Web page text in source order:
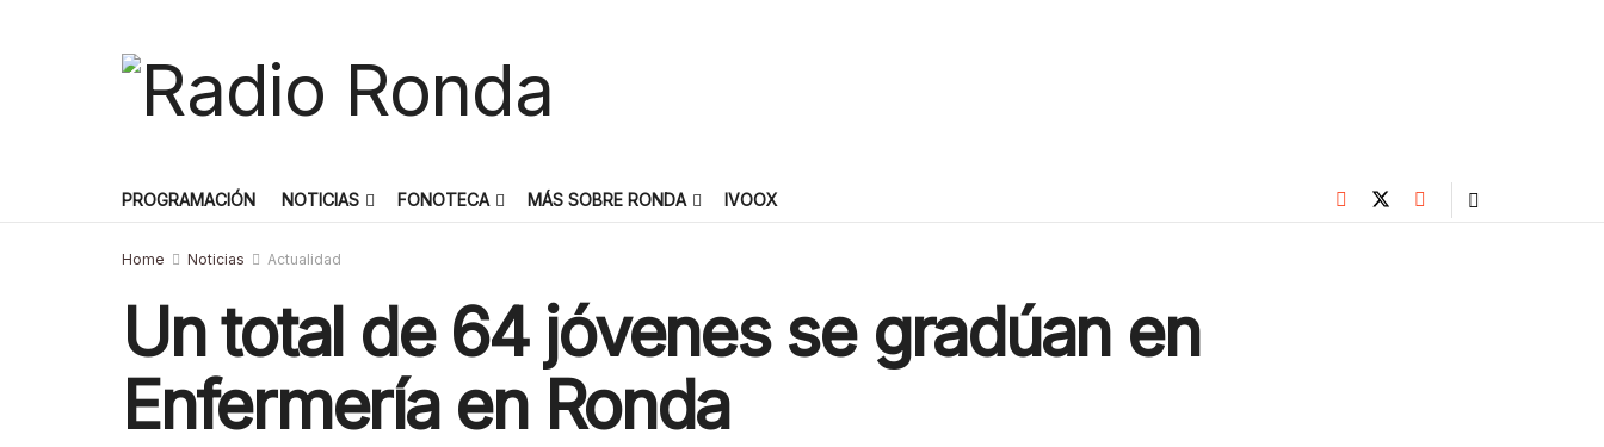
PROGRAMACIÓN NOTICIAS FONOTECA MÁS SOBRE RONDA IVOOX
Home Noticias Actualidad
Un total de 64 jóvenes se gradúan en
Enfermería en Ronda